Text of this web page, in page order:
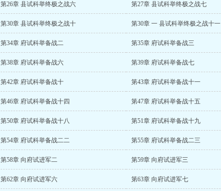
第26章 县试科举终极之战六 第27章 县试科举终极之战七
第30章 县试科举终极之战十 第30章 一 县试科举终极之战十一
第34章 府试科举备战二 第35章 府试科举备战三
第38章 府试科举备战六 第39章 府试科举备战七
第42章 府试科举备战十 第43章 府试科举备战十一
第46章 府试科举备战十四 第47章 府试科举备战十五
第50章 府试科举备战十八 第51章 府试科举备战十九
第54章 府试科举备战二二 第55章 府试科举备战二三
第58章 向府试进军二 第59章 向府试进军三
第62章 向府试进军六 第63章 向府试进军七